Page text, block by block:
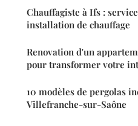
Chauffagiste à Ifs :
installation de chauffage
Renovation d'un
pour transformer votre
10 modèles de pergolas
Villefranche-sur-Saône